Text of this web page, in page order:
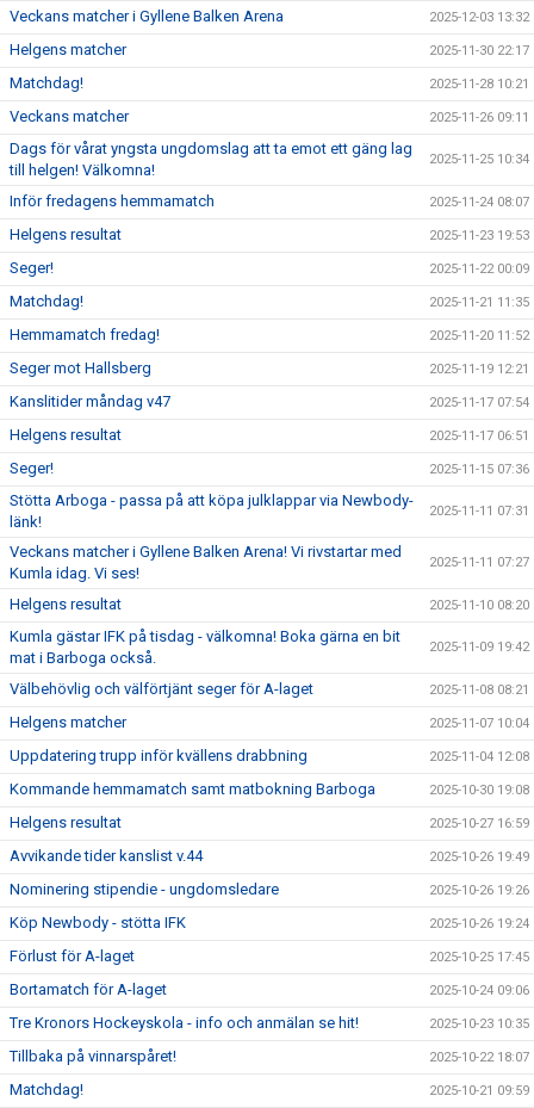
Veckans matcher i Gyllene Balken Arena 2025-12-03 13:32
Helgens matcher 2025-11-30 22:17
Matchdag! 2025-11-28 10:21
Veckans matcher 2025-11-26 09:11
Dags för vårat yngsta ungdomslag att ta emot ett gäng lag
till helgen! Välkomna!
2025-11-25 10:34
Inför fredagens hemmamatch 2025-11-24 08:07
Helgens resultat 2025-11-23 19:53
Seger! 2025-11-22 00:09
Matchdag! 2025-11-21 11:35
Hemmamatch fredag! 2025-11-20 11:52
Seger mot Hallsberg 2025-11-19 12:21
Kanslitider måndag v47 2025-11-17 07:54
Helgens resultat 2025-11-17 06:51
Seger! 2025-11-15 07:36
Stötta Arboga - passa på att köpa julklappar via Newbody-
länk!
2025-11-11 07:31
Veckans matcher i Gyllene Balken Arena! Vi rivstartar med
Kumla idag. Vi ses!
2025-11-11 07:27
Helgens resultat 2025-11-10 08:20
Kumla gästar IFK på tisdag - välkomna! Boka gärna en bit
mat i Barboga också.
2025-11-09 19:42
Välbehövlig och välförtjänt seger för A-laget 2025-11-08 08:21
Helgens matcher 2025-11-07 10:04
Uppdatering trupp inför kvällens drabbning 2025-11-04 12:08
Kommande hemmamatch samt matbokning Barboga 2025-10-30 19:08
Helgens resultat 2025-10-27 16:59
Avvikande tider kanslist v.44 2025-10-26 19:49
Nominering stipendie - ungdomsledare 2025-10-26 19:26
Köp Newbody - stötta IFK 2025-10-26 19:24
Förlust för A-laget 2025-10-25 17:45
Bortamatch för A-laget 2025-10-24 09:06
Tre Kronors Hockeyskola - info och anmälan se hit! 2025-10-23 10:35
Tillbaka på vinnarspåret! 2025-10-22 18:07
Matchdag! 2025-10-21 09:59